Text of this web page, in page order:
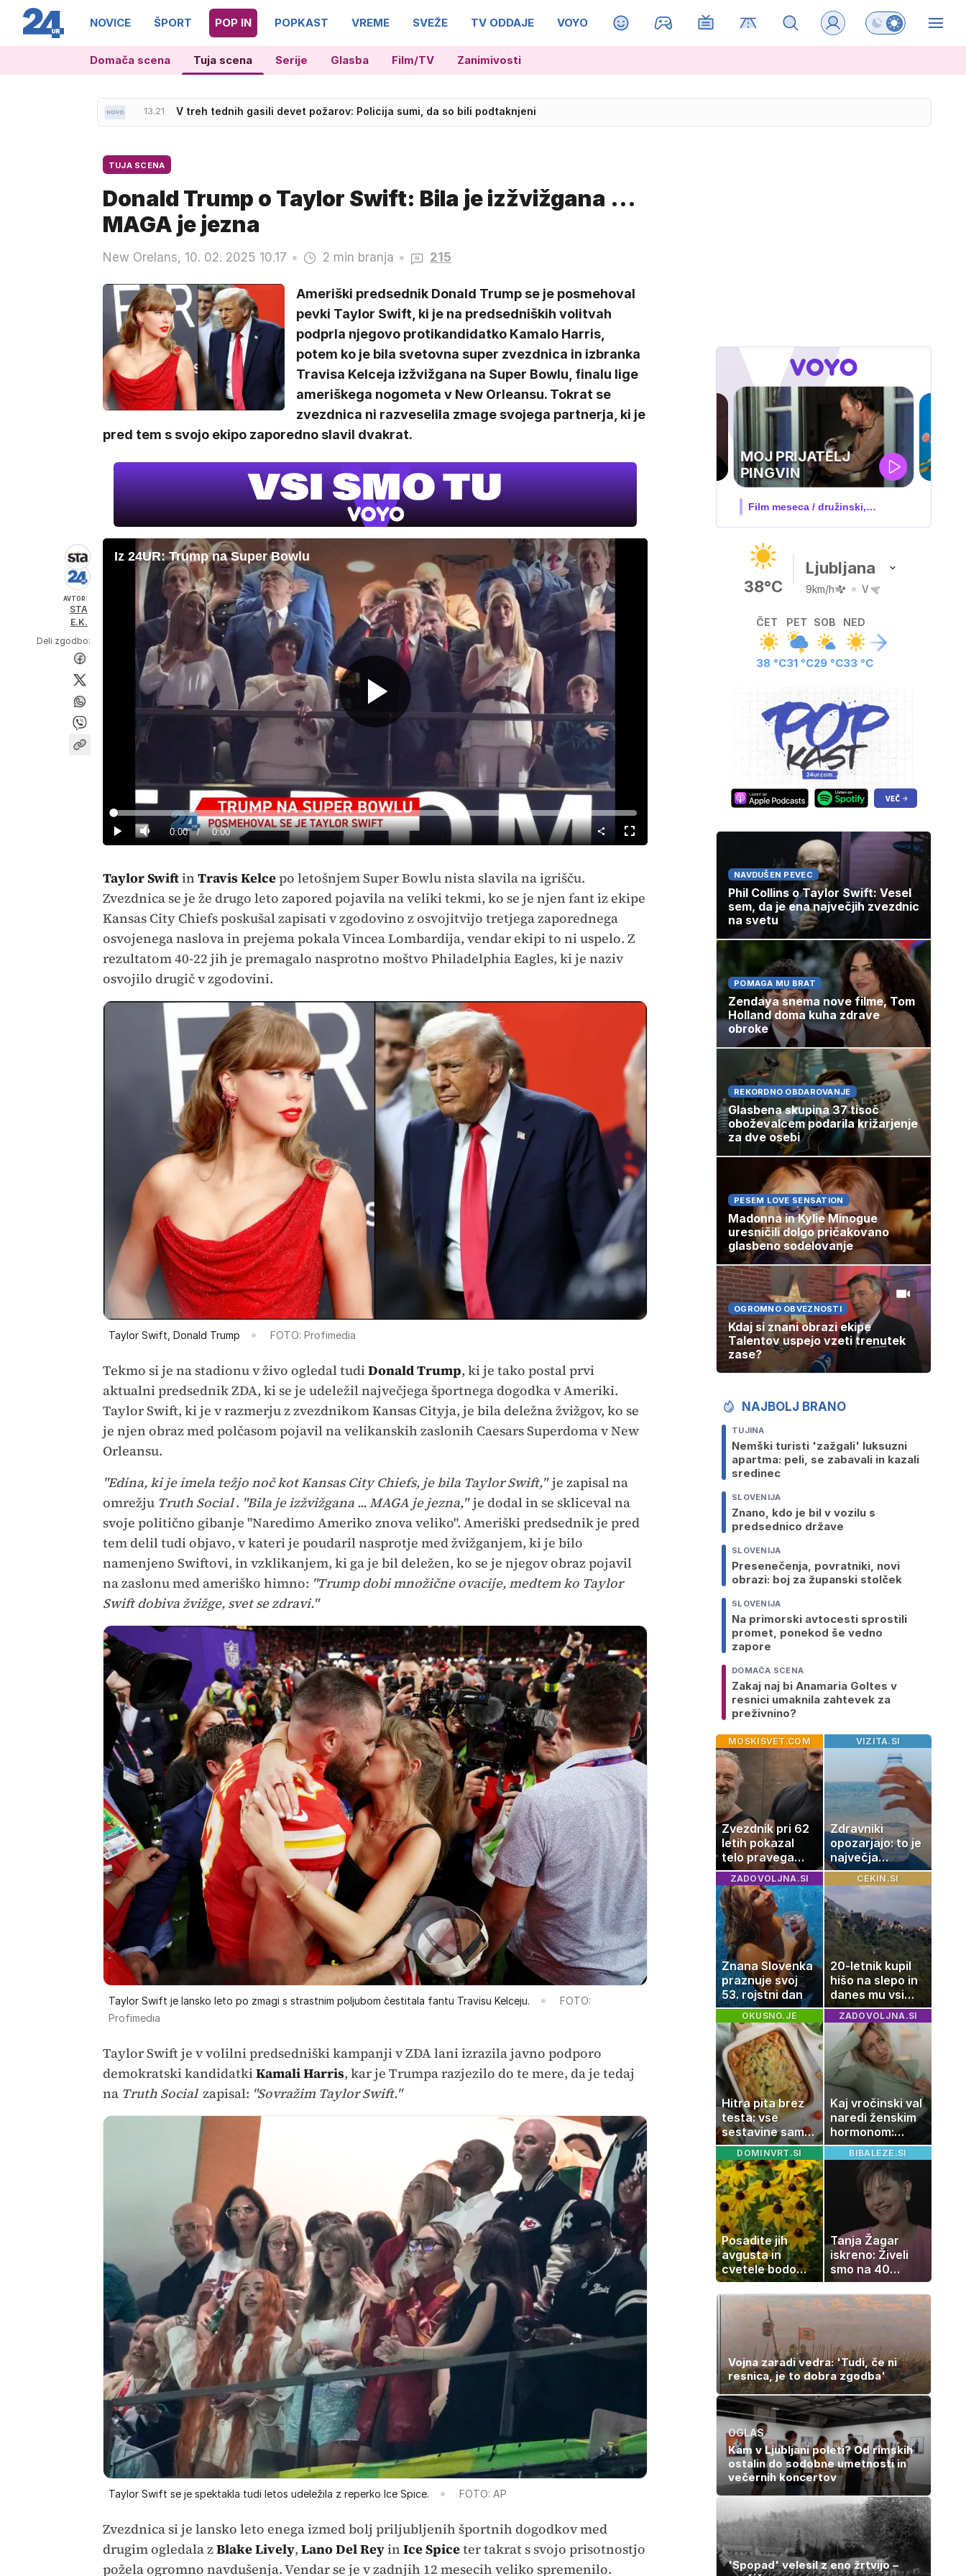
NOVICE ŠPORT POP IN POPKAST VREME SVEŽE TV ODDAJE VOYO MAGAZIN Preklopi barvni
Domača scena Tuja scena Serije Glasba Film/TV Zanimivosti
13.21 V treh tednih gasili devet požarov: Policija sumi, da so bili podtaknjeni
13.11 Na primorski avtocesti sprostili promet, ponekod še vedno zapore
TUJA SCENA
Donald Trump o Taylor Swift: Bila je izžvižgana ...
MAGA je jezna
New Orelans, 10. 02. 2025 10.17 2 min branja 215
Ameriški predsednik Donald Trump se je posmehoval
pevki Taylor Swift, ki je na predsedniških volitvah
podprla njegovo protikandidatko Kamalo Harris,
potem ko je bila svetovna super zvezdnica in izbranka
Travisa Kelceja izžvižgana na Super Bowlu, finalu lige
ameriškega nogometa v New Orleansu. Tokrat se
zvezdnica ni razveselila zmage svojega partnerja, ki je
pred tem s svojo ekipo zaporedno slavil dvakrat.
AVTOR:
STA
E.K.
Deli zgodbo:
Iz 24UR: Trump na Super Bowlu
Predvajaj
PredvajajTiho Current
0:00 / Duration
0:00
Loaded:
0%
Celozaslonski
način
Taylor SwiftinTravis Kelcepo letošnjem Super Bowlu nista slavila na igrišču.
Zvezdnica se je že drugo leto zapored pojavila na veliki tekmi, ko se je njen fant iz ekipe
Kansas City Chiefs poskušal zapisati v zgodovino z osvojitvijo tretjega zaporednega
osvojenega naslova in prejema pokala Vincea Lombardija, vendar ekipi to ni uspelo. Z
rezultatom 40-22 jih je premagalo nasprotno moštvo Philadelphia Eagles, ki je naziv
osvojilo drugič v zgodovini.
Taylor Swift, Donald Trump FOTO: Profimedia
Tekmo si je na stadionu v živo ogledal tudiDonald Trump, ki je tako postal prvi
aktualni predsednik ZDA, ki se je udeležil največjega športnega dogodka v Ameriki.
Taylor Swift, ki je v razmerju z zvezdnikom Kansas Cityja, je bila deležna žvižgov, ko se
je njen obraz med polčasom pojavil na velikanskih zaslonih Caesars Superdoma v New
Orleansu.
"Edina, ki je imela težjo noč kot Kansas City Chiefs, je bila Taylor Swift,"je zapisal na
omrežju Truth Social. "Bila je izžvižgana ... MAGA je jezna,"je dodal in se skliceval na
svoje politično gibanje "Naredimo Ameriko znova veliko". Ameriški predsednik je pred
tem delil tudi objavo, v kateri je poudaril nasprotje med žvižganjem, ki je bilo
namenjeno Swiftovi, in vzklikanjem, ki ga je bil deležen, ko se je njegov obraz pojavil
na zaslonu med ameriško himno: "Trump dobi množične ovacije, medtem ko Taylor
Swift dobiva žvižge, svet se zdravi."
Taylor Swift je lansko leto po zmagi s strastnim poljubom čestitala fantu Travisu Kelceju.
FOTO:
Profimedia
Taylor Swift je v volilni predsedniški kampanji v ZDA lani izrazila javno podporo
demokratski kandidatkiKamali Harris, kar je Trumpa razjezilo do te mere, da je tedaj
na Truth Social zapisal: "Sovražim Taylor Swift."
Taylor Swift se je spektakla tudi letos udeležila z reperko Ice Spice. FOTO: AP
Zvezdnica si je lansko leto enega izmed bolj priljubljenih športnih dogodkov med
drugim ogledala zBlake Lively, Lano Del ReyinIce Spiceter takrat s svojo prisotnostjo
požela ogromno navdušenja. Vendar se je v zadnjih 12 mesecih veliko spremenilo.
IQ 160
Nova hrvaška serija
38°C
Ljubljana
9km/h V
ČET
38 °C
PET
31 °C
SOB
29 °C
NED
33 °C
NAVDUŠEN PEVEC
Phil Collins o Taylor Swift: Vesel
sem, da je ena največjih zvezdnic
na svetu
POMAGA MU BRAT
Zendaya snema nove filme, Tom
Holland doma kuha zdrave
obroke
REKORDNO OBDAROVANJE
Glasbena skupina 37 tisoč
oboževalcem podarila križarjenje
za dve osebi
PESEM LOVE SENSATION
Madonna in Kylie Minogue
uresničili dolgo pričakovano
glasbeno sodelovanje
OGROMNO OBVEZNOSTI
Kdaj si znani obrazi ekipe
Talentov uspejo vzeti trenutek
zase?
NAJBOLJ BRANO
TUJINA
Nemški turisti 'zažgali' luksuzni
apartma: peli, se zabavali in kazali
sredinec
SLOVENIJA
Znano, kdo je bil v vozilu s
predsednico države
SLOVENIJA
Presenečenja, povratniki, novi
obrazi: boj za županski stolček
SLOVENIJA
Na primorski avtocesti sprostili
promet, ponekod še vedno
zapore
DOMAČA SCENA
Zakaj naj bi Anamaria Goltes v
resnici umaknila zahtevek za
preživnino?
MOSKISVET.COM
Zvezdnik pri 62
letih pokazal
telo pravega
gladiatorja
VIZITA.SI
Zdravniki
opozarjajo: to je
največja
napaka, ki jo
ljudje delajo med
vročino
ZADOVOLJNA.SI
Znana Slovenka
praznuje svoj
53. rojstni dan
CEKIN.SI
20-letnik kupil
hišo na slepo in
danes mu vsi
zavidajo
OKUSNO.JE
Hitra pita brez
testa: vse
sestavine samo
zmešate in
pečica opravi
ostalo
ZADOVOLJNA.SI
Kaj vročinski val
naredi ženskim
hormonom:
zakaj se poleti
počutimo
drugače?
DOMINVRT.SI
Posadite jih
avgusta in
cvetele bodo
vse do zime
BIBALEZE.SI
Tanja Žagar
iskreno: Živeli
smo na 40
kvadratih, a
imela sem vse,
kar otrok
potrebuje
Vojna zaradi vedra: 'Tudi, če ni
resnica, je to dobra zgodba'
OGLAS
Kam v Ljubljani poleti? Od rimskih
ostalin do sodobne umetnosti in
večernih koncertov
'Spopad' velesil z eno žrtvijo –